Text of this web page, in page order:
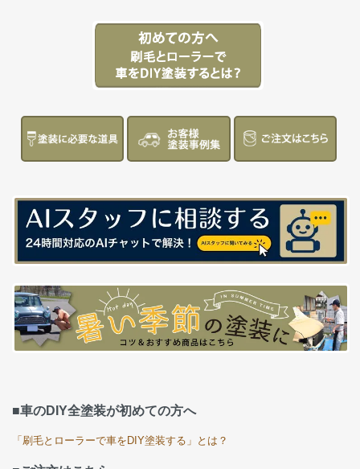
■車のDIY全塗装が初めての方へ
「刷毛とローラーで車をDIY塗装する」とは？